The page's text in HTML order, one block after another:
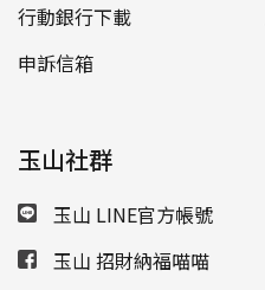
行動銀行下載
申訴信箱
玉山社群
玉山 LINE官方帳號
玉山 招財納福喵喵